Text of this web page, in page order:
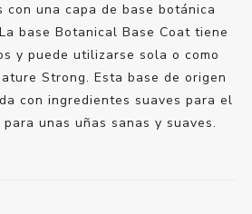
con una capa de base botánica
base Botanical Base Coat tiene
y puede utilizarse sola o como
Strong. Esta base de origen
con ingredientes suaves para el
unas uñas sanas y suaves.